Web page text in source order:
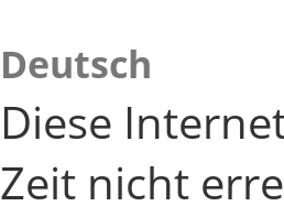
Deutsch
Diese
Zeit nicht